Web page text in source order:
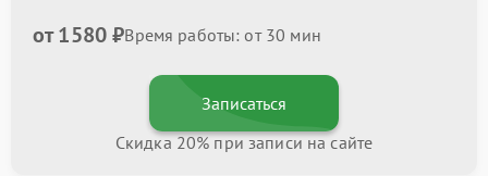
от 1580 ₽Время работы: от 30 мин
Записаться
Скидка 20% при записи на сайте